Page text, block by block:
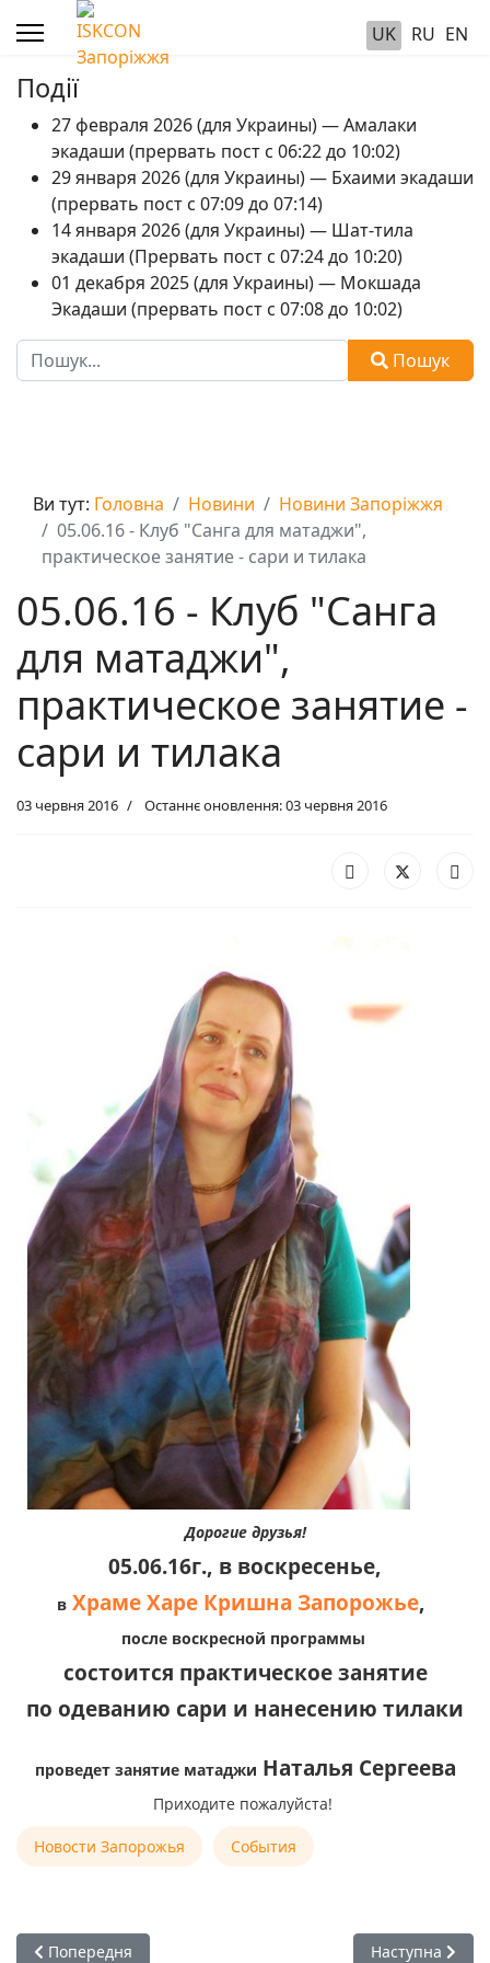
UK RU EN
Події
27 февраля 2026 (для Украины) — Амалаки
экадаши (прервать пост с 06:22 до 10:02)
29 января 2026 (для Украины) — Бхаими экадаши
(прервать пост с 07:09 до 07:14)
14 января 2026 (для Украины) — Шат-тила
экадаши (Прервать пост с 07:24 до 10:20)
01 декабря 2025 (для Украины) — Мокшада
Экадаши (прервать пост с 07:08 до 10:02)
Пошук
Пошук
Ви тут: Головна Новини
Новини Запоріжжя
05.06.16 - Клуб "Санга для матаджи",
практическое занятие - сари и тилака
05.06.16 - Клуб "Санга
для матаджи",
практическое занятие -
сари и тилака
03 червня 2016 Останнє оновлення: 03 червня 2016
Дорогие друзья!
05.06.16г., в воскресенье,
в Храме Харе Кришна Запорожье,
после воскресной программы
состоится практическое занятие
по одеванию сари и нанесению тилаки
проведет занятие матаджи Наталья Сергеева
Приходите пожалуйста!
Новости Запорожья События
Попередня стаття: 07.06 - 08.06.16 Семинар Ананта Мурти
Попередня Наступна
Наступна